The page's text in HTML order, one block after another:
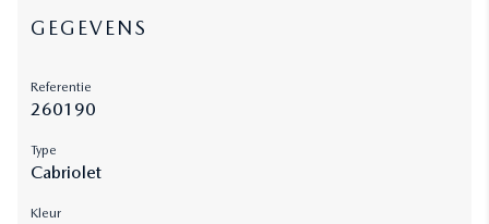
GEGEVENS
Referentie
260190
Type
Cabriolet
Kleur